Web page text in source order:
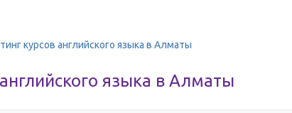
курсов английского языка в Алматы
языка в Алматы